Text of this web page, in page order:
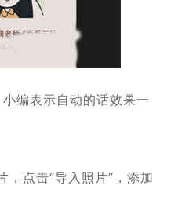
编表示自动的话效果一
，点击“导入照片”，添加